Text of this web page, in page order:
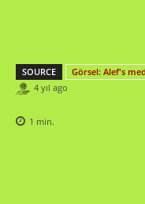
SOURCE
Görsel: Alef's
4 yıl ago
1 min.